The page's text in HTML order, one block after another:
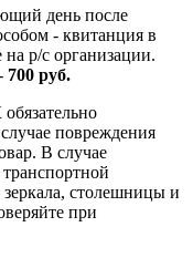
день после
- квитанция в
на р/с организации.
700 руб.
повреждения
В случае
столешницы и
при